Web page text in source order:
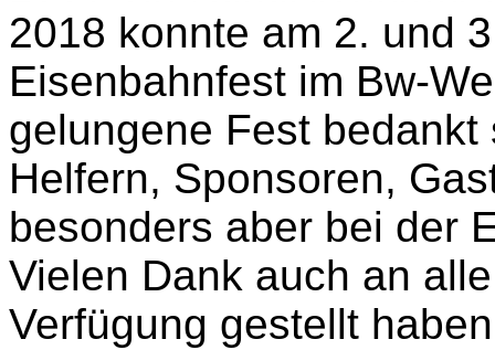
2018 konnte am 2. und
Eisenbahnfest im Bw-
gelungene Fest
Helfern, Sponsoren,
besonders aber bei der
Vielen Dank auch an
Verfügung gestellt